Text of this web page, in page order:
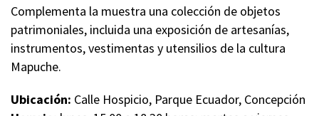
Complementa la muestra una colección de objetos
patrimoniales, incluida una exposición de artesanías,
instrumentos, vestimentas y utensilios de la cultura
Mapuche.
Ubicación: Calle Hospicio, Parque Ecuador, Concepción